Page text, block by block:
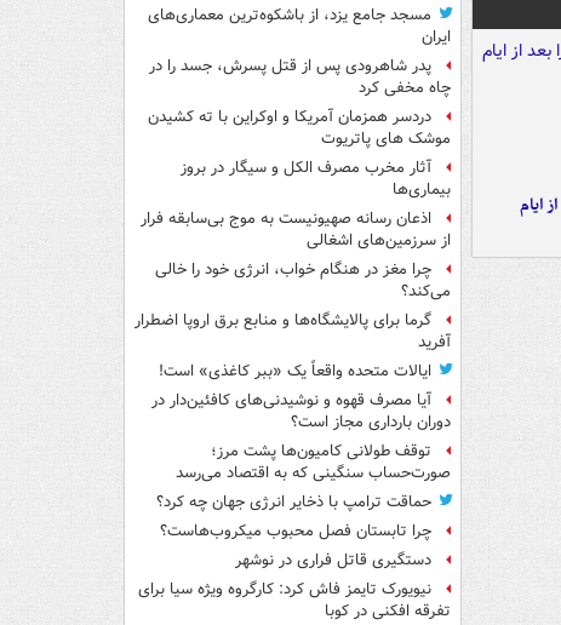
ایام
مسجد جامع یزد، از باشکوه‌ترین معماری‌های
ایران
پدر شاهرودی پس از قتل پسرش، جسد را در
چاه مخفی کرد
دردسر همزمان آمریکا و اوکراین با ته کشیدن
موشک های پاتریوت
آثار مخرب مصرف الکل و سیگار در بروز
بیماری‌ها
اذعان رسانه صهیونیست به موج بی‌سابقه فرار
از سرزمین‌های اشغالی
چرا مغز در هنگام خواب، انرژی خود را خالی
می‌کند؟
گرما برای پالایشگاه‌ها و منابع برق اروپا اضطرار
آفرید
ایالات متحده واقعاً یک «ببر کاغذی» است!
آیا مصرف قهوه و نوشیدنی‌های کافئین‌دار در
دوران بارداری مجاز است؟
توقف طولانی کامیون‌ها پشت مرز؛
صورت‌حساب سنگینی که به اقتصاد می‌رسد
حماقت ترامپ با ذخایر انرژی جهان چه کرد؟
چرا تابستان فصل محبوب میکروب‌هاست؟
دستگیری قاتل فراری در نوشهر
نیویورک تایمز فاش کرد: کارگروه ویژه سیا برای
تفرقه افکنی در کوبا